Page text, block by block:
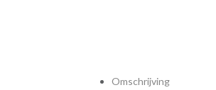
Omschrijving